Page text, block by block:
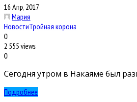
16 Апр, 2017
Мария
НовостиТройная корона
0
2 555 views
0
Сегодня утром в Накаяме был
Подробнее